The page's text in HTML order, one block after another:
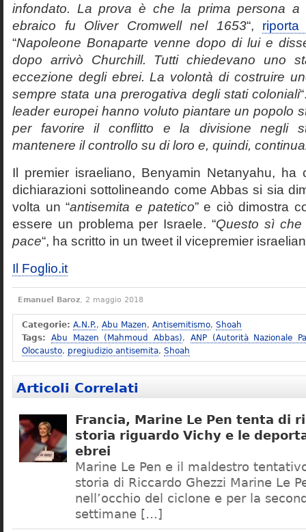
infondato. La prova è che la prima persona a
ebraico fu Oliver Cromwell nel 1653“,
“Napoleone Bonaparte venne dopo di lui e
dopo arrivò Churchill. Tutti chiedevano uno
eccezione degli ebrei. La volontà di costruire
sempre stata una prerogativa degli stati coloniali
leader europei hanno voluto piantare un popolo
per favorire il conflitto e la divisione negli
mantenere il controllo su di loro e, quindi,
Il premier israeliano, Benyamin Netanyahu, ha
dichiarazioni sottolineando come Abbas si sia
volta un “antisemita e patetico” e ciò dimostra
essere un problema per Israele. “Questo sì
pace“, ha scritto in un tweet il vicepremier
Il Foglio.it
Emanuel Baroz, 2 maggio 2018
Categorie: A.N.P., Abu Mazen, Antisemitismo, Shoah
Tags:
Abu Mazen (Mahmoud Abbas), ANP (Autorità Nazionale
Olocausto, pregiudizio antisemita, Shoah
Articoli Correlati
Francia, Marine Le Pen tenta di
storia riguardo Vichy e le
ebrei
Marine Le Pen e il maldestro
storia di Riccardo Ghezzi Marine Le
nell’occhio del ciclone e per la
settimane […]